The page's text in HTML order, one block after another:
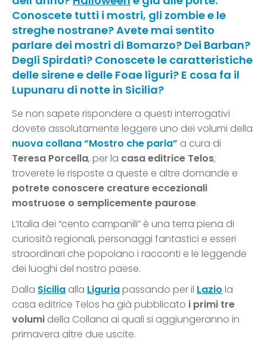
Conoscete tutti i mostri, gli zombie e le
streghe nostrane? Avete mai sentito
parlare dei mostri di Bomarzo? Dei Barban?
Degli Spirdati? Conoscete le caratteristiche
delle sirene e delle Foae liguri? E cosa fa il
Lupunaru di notte in Sicilia?
Se non sapete rispondere a questi interrogativi
dovete assolutamente leggere uno dei volumi della
nuova collana “Mostro che parla” a cura di
Teresa Porcella, per la casa editrice Telos;
troverete le risposte a queste e altre domande e
potrete conoscere creature eccezionali
mostruose o semplicemente paurose.
L’Italia dei “cento campanili” è una terra piena di
curiosità regionali, personaggi fantastici e esseri
straordinari che popolano i racconti e le leggende
dei luoghi del nostro paese.
Dalla Sicilia alla Liguriapassando per il Lazio la
casa editrice Telos ha già pubblicato i primi tre
volumi della Collana ai quali si aggiungeranno in
primavera altre due uscite.